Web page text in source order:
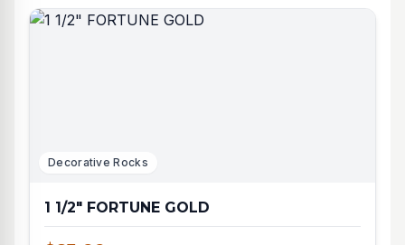
Decorative Rocks
1 1/2" FORTUNE GOLD